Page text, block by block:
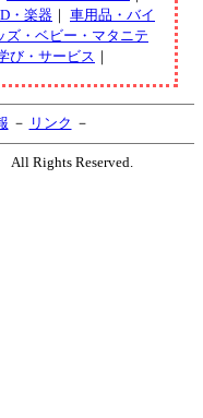
・楽器 ｜ 車用品・バイ
ズ・ベビー・マタニテ
び・サービス ｜
－ リンク －
All Rights Reserved.